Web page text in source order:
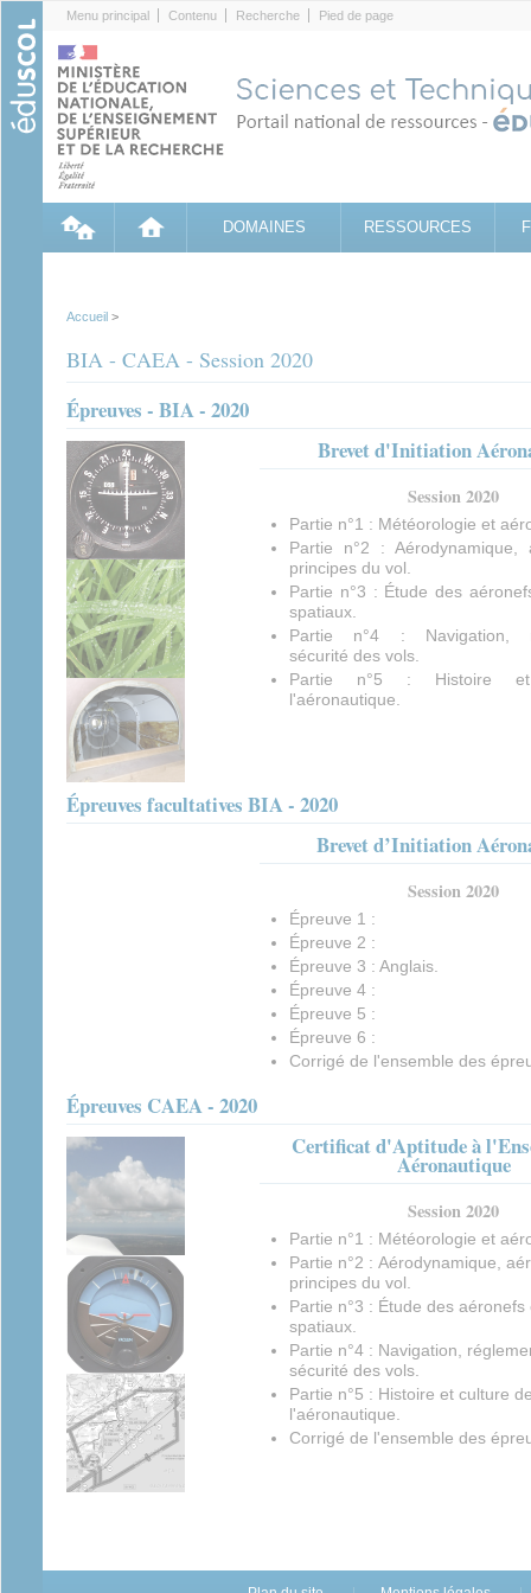
Menu principal Contenu Recherche Pied de page
DOMAINES RESSOURCES
Accueil >
BIA - CAEA - Session 2020
Épreuves - BIA - 2020
Brevet d'Initiation
Session 2020
Partie n°1 : Météorologie et
Partie n°2 : Aérodynamique,
principes du vol.
Partie n°3 : Étude des
spatiaux.
Partie n°4 : Navigation,
sécurité des vols.
Partie n°5 : Histoire
l'aéronautique.
Épreuves facultatives BIA - 2020
Brevet d’Initiation
Session 2020
Épreuve 1 :
Épreuve 2 :
Épreuve 3 : Anglais.
Épreuve 4 :
Épreuve 5 :
Épreuve 6 :
Corrigé de l'ensemble des
Épreuves CAEA - 2020
Certificat d'Aptitude à
Aéronautique
Session 2020
Partie n°1 : Météorologie et
Partie n°2 : Aérodynamique,
principes du vol.
Partie n°3 : Étude des
spatiaux.
Partie n°4 : Navigation,
sécurité des vols.
Partie n°5 : Histoire et culture
l'aéronautique.
Corrigé de l'ensemble des